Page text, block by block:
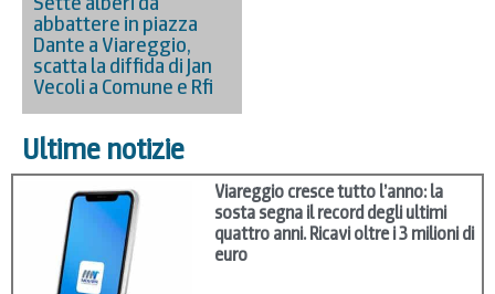
abbattere in piazza
Dante a Viareggio,
scatta la diffida di Jan
Vecoli a Comune e Rfi
Ultime notizie
Viareggio cresce tutto l’anno: la
sosta segna il record degli ultimi
quattro anni. Ricavi oltre i 3 milioni di
euro